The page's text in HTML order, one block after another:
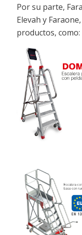
Por su parte,
Elevah y
productos, como: